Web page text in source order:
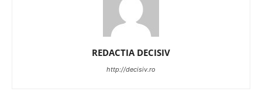
REDACTIA DECISIV
http://decisiv.ro